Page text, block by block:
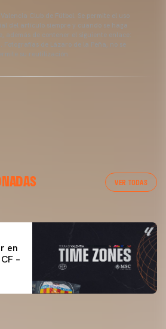
Club de Fútbol. Se permite el uso
del artículo siempre y cuando se haga
además de contener el siguiente enlace:
Fotografías de Lázaro de la Peña, no se
su reutilización.
VER TODAS
VALENCIA CF 04/03/26
en
–